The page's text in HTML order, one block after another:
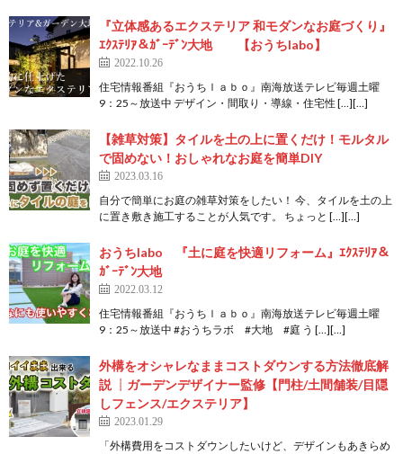
『立体感あるエクステリア 和モダンなお庭づくり』
ｴｸｽﾃﾘｱ＆ｶﾞｰﾃﾞﾝ大地 【おうちlabo】
2022.10.26
住宅情報番組『おうちｌａｂｏ』南海放送テレビ毎週土曜
9：25～放送中 デザイン・間取り・導線・住宅性 […][…]
【雑草対策】タイルを土の上に置くだけ！モルタル
で固めない！おしゃれなお庭を簡単DIY
2023.03.16
自分で簡単にお庭の雑草対策をしたい！ 今、タイルを土の上
に置き敷き施工することが人気です。 ちょっと […][…]
おうちlabo 『土に庭を快適リフォーム』ｴｸｽﾃﾘｱ＆
ｶﾞｰﾃﾞﾝ大地
2022.03.12
住宅情報番組『おうちｌａｂｏ』南海放送テレビ毎週土曜
9：25～放送中 #おうちラボ #大地 #庭 う […][…]
外構をオシャレなままコストダウンする方法徹底解
説 ┊ガーデンデザイナー監修【門柱/土間舗装/目隠
しフェンス/エクステリア】
2023.01.29
「外構費用をコストダウンしたいけど、デザインもあきらめ